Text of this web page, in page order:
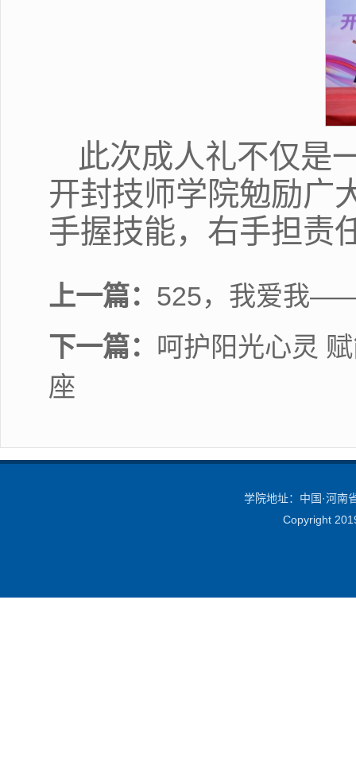
此次成人礼不仅是
开封技师学院勉励广
手握技能，右手担责
上一篇： 525，我爱我——
下一篇： 呵护阳光心灵
座
学院地址：中国·河南
Copyright